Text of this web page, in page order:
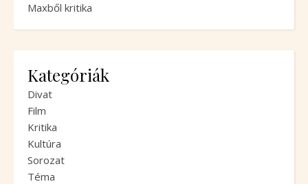
Maxből kritika
Kategóriák
Divat
Film
Kritika
Kultúra
Sorozat
Téma